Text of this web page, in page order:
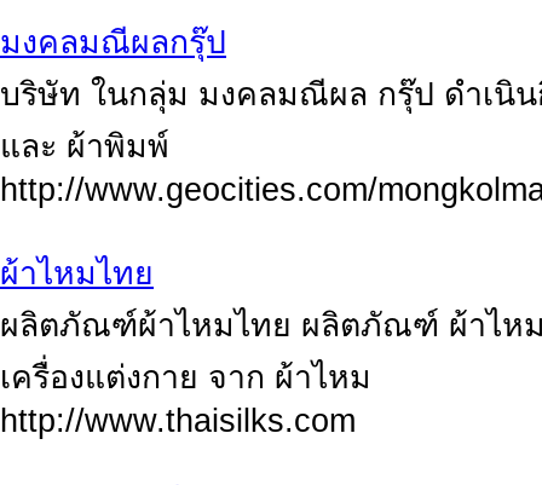
มงคลมณีผลกรุ๊ป
บริษัท ในกลุ่ม มงคลมณีผล กรุ๊ป ดำเนิ
และ ผ้าพิมพ์
http://www.geocities.com/
ผ้าไหมไทย
ผลิตภัณฑ์ผ้าไหมไทย ผลิตภัณฑ์ ผ้าไห
เครื่องแต่งกาย จาก ผ้าไหม
http://www.thaisilks.com